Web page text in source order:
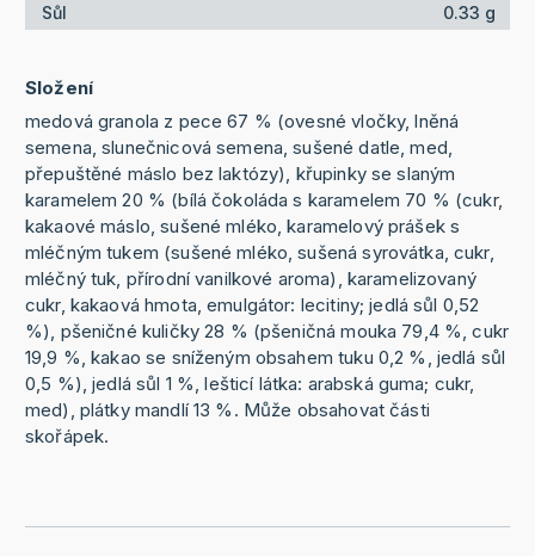
Sůl
0.33 g
Složení
medová granola z pece 67 % (ovesné vločky, lněná
semena, slunečnicová semena, sušené datle, med,
přepuštěné máslo bez laktózy), křupinky se slaným
karamelem 20 % (bílá čokoláda s karamelem 70 % (cukr,
kakaové máslo, sušené mléko, karamelový prášek s
mléčným tukem (sušené mléko, sušená syrovátka, cukr,
mléčný tuk, přírodní vanilkové aroma), karamelizovaný
cukr, kakaová hmota, emulgátor: lecitiny; jedlá sůl 0,52
%), pšeničné kuličky 28 % (pšeničná mouka 79,4 %, cukr
19,9 %, kakao se sníženým obsahem tuku 0,2 %, jedlá sůl
0,5 %), jedlá sůl 1 %, lešticí látka: arabská guma; cukr,
med), plátky mandlí 13 %. Může obsahovat části
skořápek.